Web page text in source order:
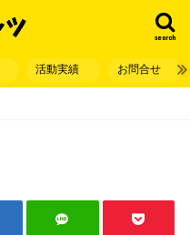
search
活動実績 お問合せ